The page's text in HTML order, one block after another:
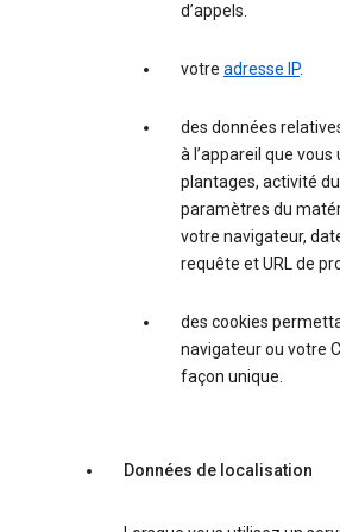
d’appels.
votre adresse IP.
des données
à l’appareil que
plantages, activité
paramètres du
votre navigateur,
requête et URL de
des cookies
navigateur ou votre
façon unique.
Données de localisation